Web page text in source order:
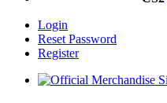
Login
Reset Password
Register